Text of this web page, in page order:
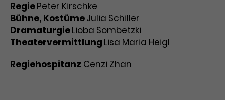
RegiePeter Kirschke
Bühne, KostümeJulia Schiller
DramaturgieLioba Sombetzki
Theatervermittlung Lisa Maria Heigl
Regiehospitanz Cenzi Zhan